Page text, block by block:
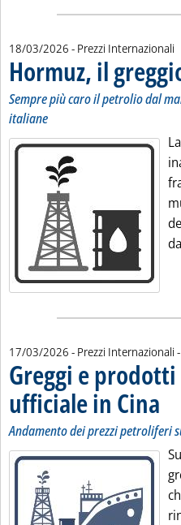
18/03/2026 - Prezzi Internazionali
Hormuz, il
Sempre più caro il petrolio dal
italiane
17/03/2026 - Prezzi Internazionali -
Greggi e
ufficiale in Cina ..
Andamento dei prezzi petroliferi